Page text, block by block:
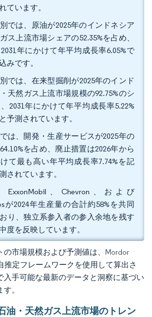
ています。
では、原油が2025年のインドネシア
ス上流市場シェアの52.35%を占め、
年にかけて年平均成長率6.05%で
みです。
では、在来型掘削が2025年のインド
天然ガス上流市場規模の92.75%のシ
2031年にかけて年平均成長率5.22%
予測されています。
は、開発・生産サービスが2025年の
を占め、廃止措置は2026年から
て最も高い年平均成長率7.74%を記
されています。
ExxonMobil、Chevron、および
が2024年生産量の合計約58%を共同
り、独立系参入者の参入余地を残す
度を反映しています。
の市場規模および予測値は、Mordor
推定フレームワークを使用して算出さ
入手可能な最新のデータと洞察に基づい
。
油・天然ガス上流市場のトレン